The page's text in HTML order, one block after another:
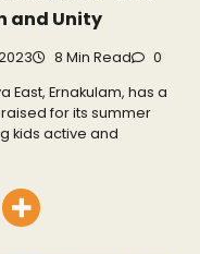
and Unity
8 Min Read 0
East, Ernakulam, has a
for its summer
kids active and